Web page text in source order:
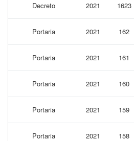
Decreto 2021 1623
Portaria 2021 162
Portaria 2021 161
Portaria 2021 160
Portaria 2021 159
Portaria 2021 158